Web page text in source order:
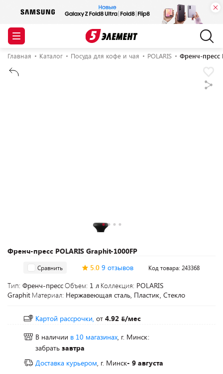
Главная Каталог Посуда для кофе и чая POLARIS Френч-пресс
Френч-пресс POLARIS Graphit-1000FP
Сравнить 5.0 9 отзывов Код товара: 243368
Тип: Френч-прессОбъем: 1 л Коллекция: POLARIS
Graphit Материал: Нержавеющая сталь, Пластик, Стекло
Картой рассрочки, от 4.92
/мес
В наличии в 10 магазинах, г. Минск:
забрать завтра
Доставка курьером, г. Минск- 9 августа